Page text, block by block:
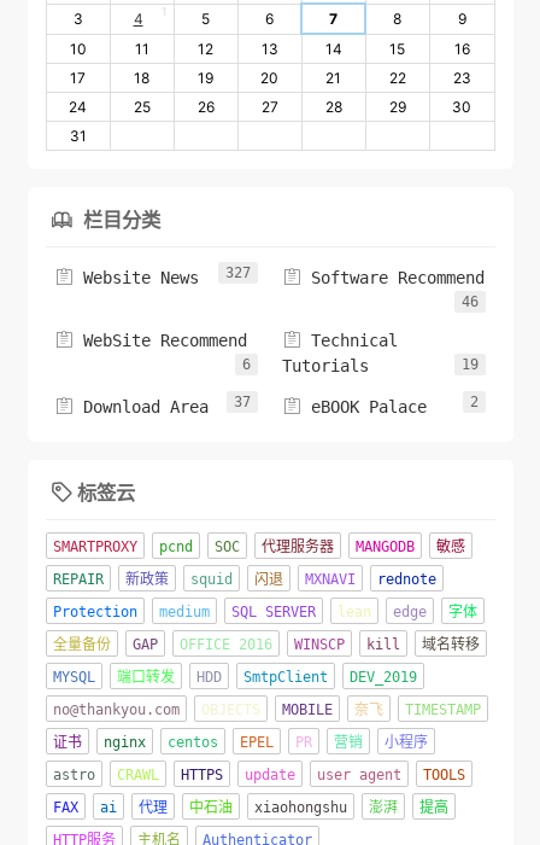
3
4 1 5 6 7 8
9
10
11 12 13 14 15
16
17
18 19 20 21 22
23
24
25 26 27 28 29
30
31
 栏目分类
 Website News 327  Software Recommend
46
 WebSite Recommend
6
 Technical
Tutorials
19
 Download Area 37  eBOOK Palace 2
 标签云
SMARTPROXY pcnd SOC 代理服务器 MANGODB
敏感
REPAIR
新政策 squid 闪退 MXNAVI
rednote
Protection
medium SQL SERVER lean edge
字体
全量备份
GAP OFFICE 2016 WINSCP kill
域名转移
MYSQL
端口转发 HDD SmtpClient
DEV_2019
no@thankyou.com
OBJECTS MOBILE 奈飞
TIMESTAMP
证书
nginx centos EPEL PR 营销
小程序
astro
CRAWL HTTPS update user agent
TOOLS
FAX
ai 代理 中石油 xiaohongshu 澎湃
提高
HTTP服务
主机名 Authenticator